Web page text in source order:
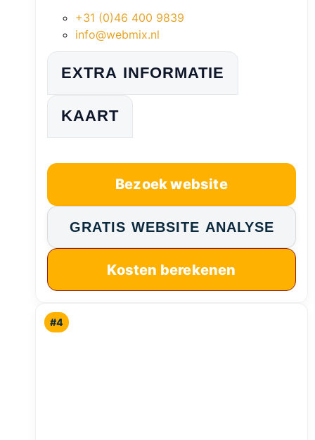
+31 (0)46 400 9839
info@webmix.nl
EXTRA INFORMATIE
KAART
Bezoek website
GRATIS WEBSITE ANALYSE
Kosten berekenen
#4